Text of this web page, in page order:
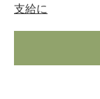
支給に